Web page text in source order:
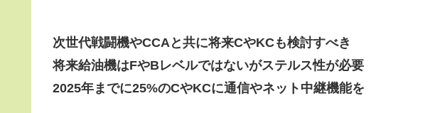
次世代戦闘機やCCAと共に将来CやKCも検討すべき
将来給油機はFやBレベルではないがステルス性が必要
2025年までに25%のCやKCに通信やネット中継機能を